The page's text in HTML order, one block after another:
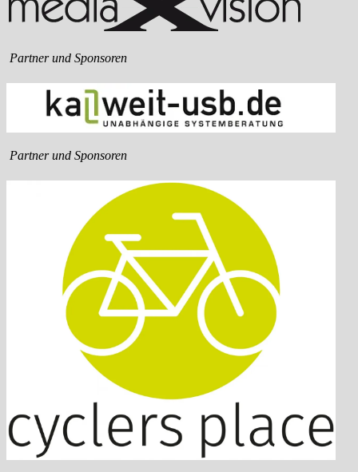
Partner und Sponsoren
Partner und Sponsoren